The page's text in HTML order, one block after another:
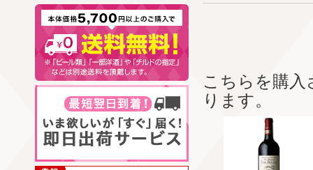
こちらを購
ります。